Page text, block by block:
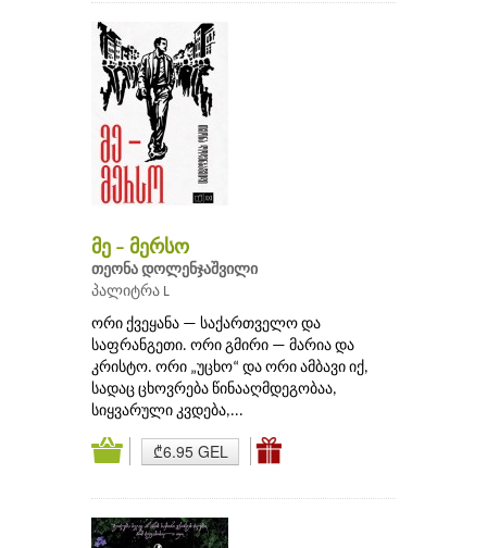
მე – მერსო
თეონა დოლენჯაშვილი
პალიტრა L
ორი ქვეყანა — საქართველო და
საფრანგეთი. ორი გმირი — მარია და
კრისტო. ორი „უცხო“ და ორი ამბავი იქ,
სადაც ცხოვრება წინააღმდეგობაა,
სიყვარული კვდება,...
₾6.95 GEL